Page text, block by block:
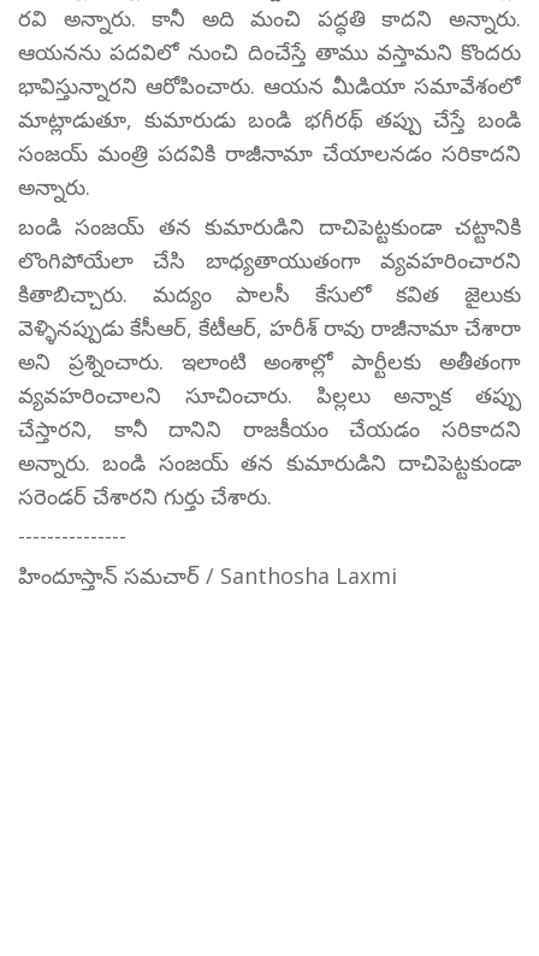
రవి అన్నారు. కానీ అది మంచి పద్ధతి కాదని అన్నారు.
ఆయనను పదవిలో నుంచి దించేస్తే తాము వస్తామని కొందరు
భావిస్తున్నారని ఆరోపించారు. ఆయన మీడియా సమావేశంలో
మాట్లాడుతూ, కుమారుడు బండి భగీరథ్ తప్పు చేస్తే బండి
సంజయ్ మంత్రి పదవికి రాజీనామా చేయాలనడం సరికాదని
అన్నారు.
బండి సంజయ్ తన కుమారుడిని దాచిపెట్టకుండా చట్టానికి
లొంగిపోయేలా చేసి బాధ్యతాయుతంగా వ్యవహరించారని
కితాబిచ్చారు. మద్యం పాలసీ కేసులో కవిత జైలుకు
వెళ్ళినప్పుడు కేసీఆర్, కేటీఆర్, హరీశ్ రావు రాజీనామా చేశారా
అని ప్రశ్నించారు. ఇలాంటి అంశాల్లో పార్టీలకు అతీతంగా
వ్యవహరించాలని సూచించారు. పిల్లలు అన్నాక తప్పు
చేస్తారని, కానీ దానిని రాజకీయం చేయడం సరికాదని
అన్నారు. బండి సంజయ్ తన కుమారుడిని దాచిపెట్టకుండా
సరెండర్ చేశారని గుర్తు చేశారు.
---------------
హిందూస్తాన్ సమచార్ / Santhosha Laxmi